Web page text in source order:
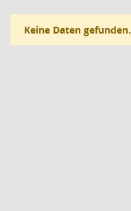
Keine Daten gefunden.